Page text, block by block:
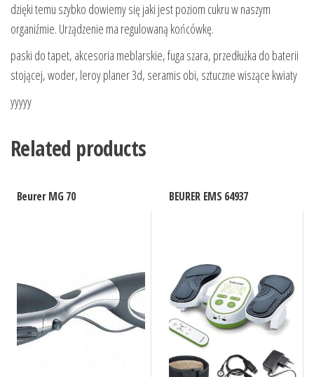
dzięki temu szybko dowiemy się jaki jest poziom cukru w naszym
organiźmie. Urządzenie ma regulowaną końcówkę.
paski do tapet, akcesoria meblarskie, fuga szara, przedłużka do baterii
stojącej, woder, leroy planer 3d, seramis obi, sztuczne wiszące kwiaty
yyyyy
Related products
Beurer MG 70 BEURER EMS 64937